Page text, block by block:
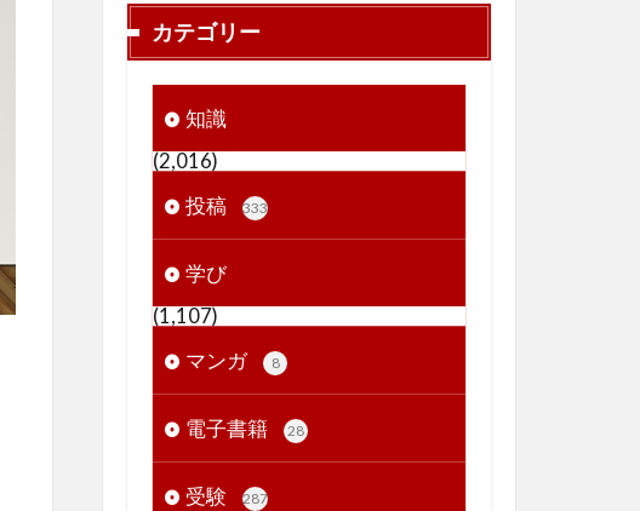
カテゴリー
知識
(2,016)
投稿
333
学び
(1,107)
マンガ
8
電子書籍 28
受験 287